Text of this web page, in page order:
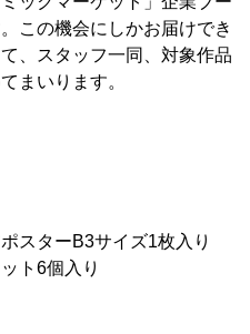
この機会にしかお届けでき
、スタッフ一同、対象作品
まいります。
スターB3サイズ1枚入り
6個入り